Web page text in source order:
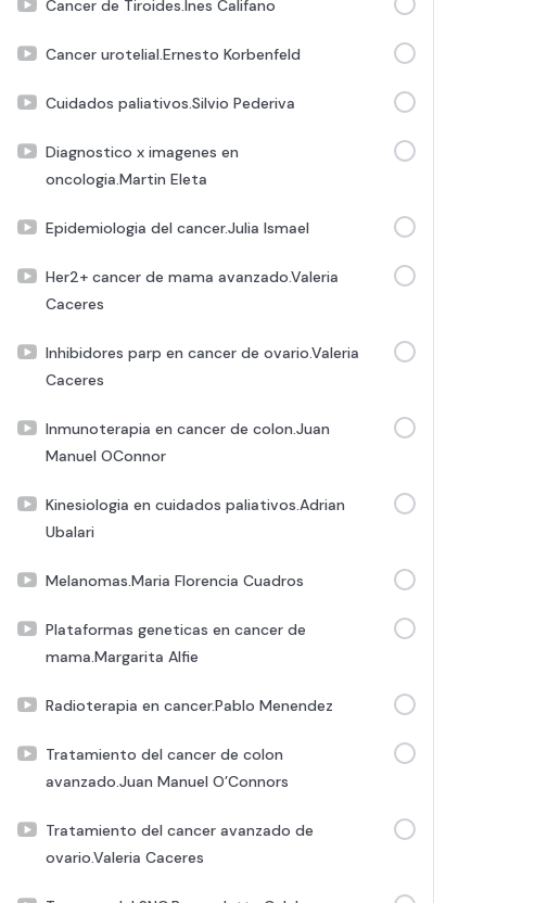
Cancer de Tiroides.Ines Califano
Cancer urotelial.Ernesto Korbenfeld
Cuidados paliativos.Silvio Pederiva
Diagnostico x imagenes en
oncologia.Martin Eleta
Epidemiologia del cancer.Julia Ismael
Her2+ cancer de mama avanzado.Valeria
Caceres
Inhibidores parp en cancer de ovario.Valeria
Caceres
Inmunoterapia en cancer de colon.Juan
Manuel OConnor
Kinesiologia en cuidados paliativos.Adrian
Ubalari
Melanomas.Maria Florencia Cuadros
Plataformas geneticas en cancer de
mama.Margarita Alfie
Radioterapia en cancer.Pablo Menendez
Tratamiento del cancer de colon
avanzado.Juan Manuel O’Connors
Tratamiento del cancer avanzado de
ovario.Valeria Caceres